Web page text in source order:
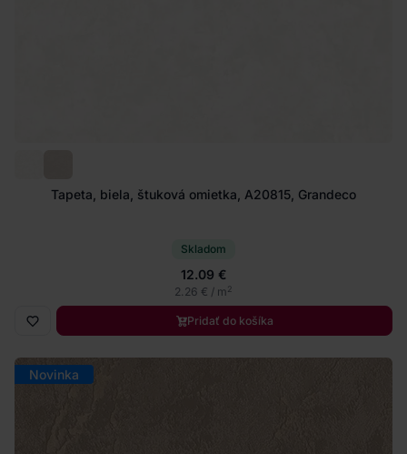
Tapeta, biela, štuková omietka, A20815, Grandeco
Skladom
12.09 €
2.26 € / m2
Pridať do košíka
Novinka